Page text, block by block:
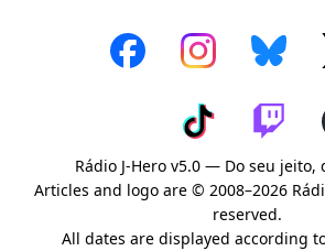
Rádio J-Hero v5.0 — Do seu jeito,
Articles and logo are © 2008–2026
reserved.
All dates are displayed according